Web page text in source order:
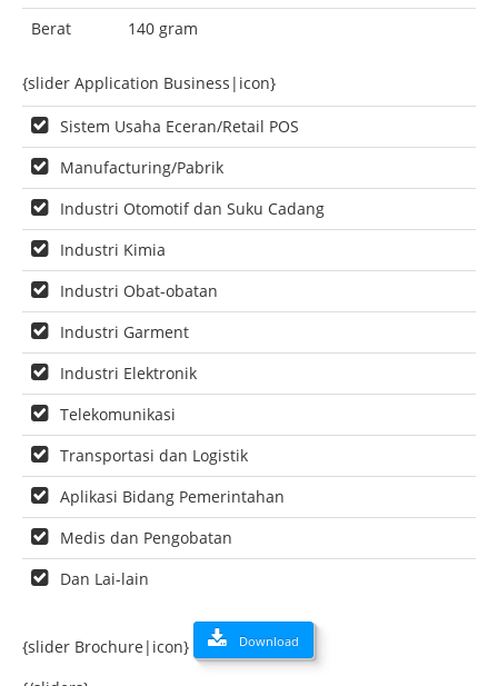
Berat
140 gram
{slider Application Business|icon}
Sistem Usaha Eceran/Retail POS
Manufacturing/Pabrik
Industri Otomotif dan Suku Cadang
Industri Kimia
Industri Obat-obatan
Industri Garment
Industri Elektronik
Telekomunikasi
Transportasi dan Logistik
Aplikasi Bidang Pemerintahan
Medis dan Pengobatan
Dan Lai-lain
{slider Brochure|icon} Download